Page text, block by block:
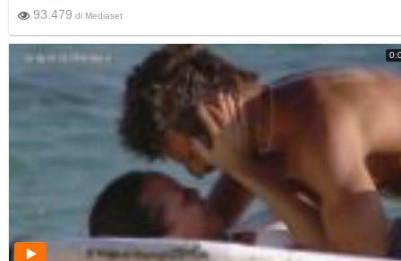
93.479 di Mediaset